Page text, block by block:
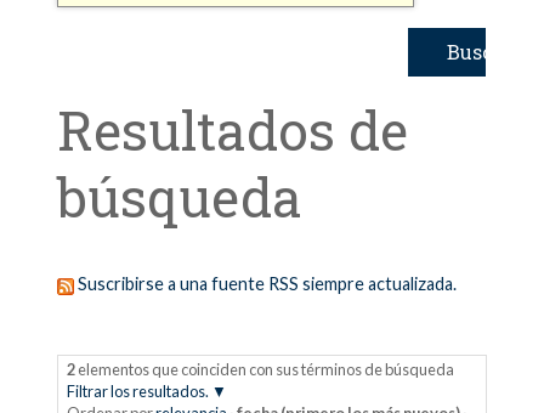
Resultados de
búsqueda
Suscribirse a una fuente RSS siempre actualizada.
2elementos que coinciden con sus términos de búsqueda
Filtrar los resultados.